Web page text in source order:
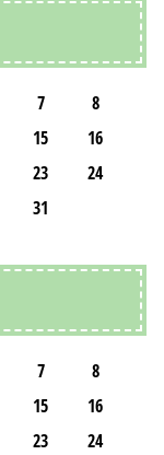
7
8
15
16
23
24
31
7
8
15
16
23 24